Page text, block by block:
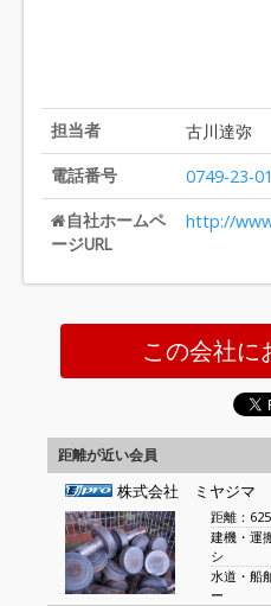
担当者
古川達弥
電話番号
0749-23-
自社ホームペ
ージURL
http://
この会社に
距離が近い会員
株式会社 ミヤジマ
距離：
建機・運
シ
水道・船
ー